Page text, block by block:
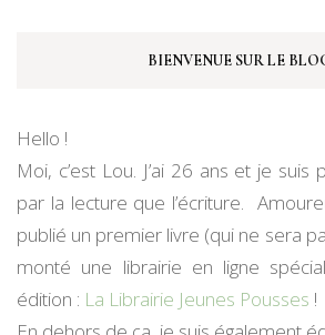
BIENVENUE SUR LE
Hello !
Moi, c’est Lou. J’ai 26 ans et je suis
par la lecture que l’écriture.
publié un premier livre (qui ne sera
monté une librairie en ligne
édition : La Librairie Jeunes Pousses !